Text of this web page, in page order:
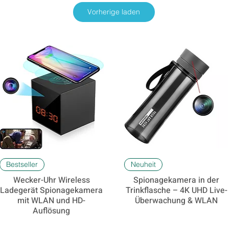
Vorherige laden
Schnellansicht
Bestseller
Wecker-Uhr Wireless
Ladegerät Spionagekamera
mit WLAN und HD-
Auflösung
Schnellansicht
Neuheit
Spionagekamera in der
Trinkflasche – 4K UHD Live-
Überwachung & WLAN